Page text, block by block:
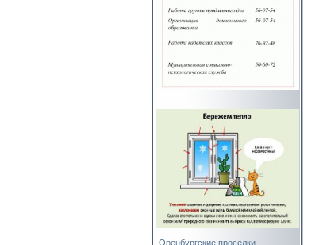
Оренбургские проселки